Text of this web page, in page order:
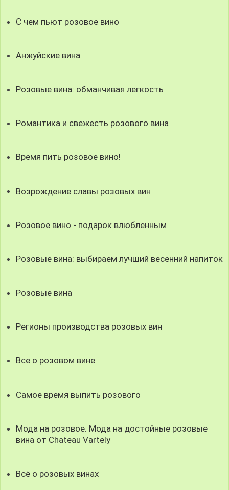
С чем пьют розовое вино
Анжуйские вина
Розовые вина: обманчивая легкость
Романтика и свежесть розового вина
Время пить розовое вино!
Возрождение славы розовых вин
Розовое вино - подарок влюбленным
Розовые вина: выбираем лучший весенний напиток
Розовые вина
Регионы производства розовых вин
Все о розовом вине
Самое время выпить розового
Мода на розовое. Мода на достойные розовые
вина от Сhateau Vartely
Всё о розовых винах